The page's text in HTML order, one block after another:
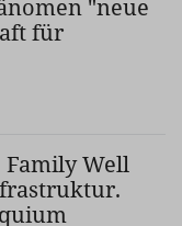
"neue
für
Family Well